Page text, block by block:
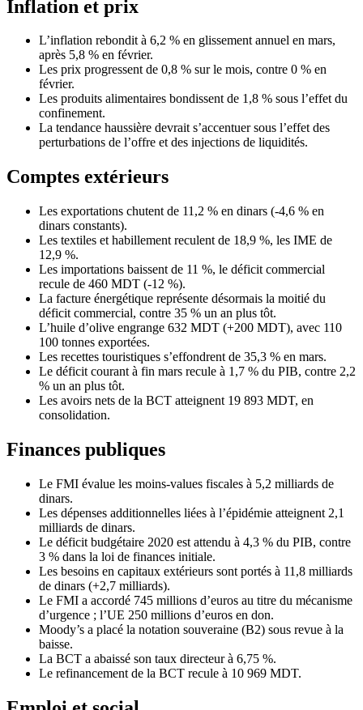
Inflation et prix
L’inflation rebondit à 6,2 % en glissement annuel en mars,
après 5,8 % en février.
Les prix progressent de 0,8 % sur le mois, contre 0 % en
février.
Les produits alimentaires bondissent de 1,8 % sous l’effet du
confinement.
La tendance haussière devrait s’accentuer sous l’effet des
perturbations de l’offre et des injections de liquidités.
Comptes extérieurs
Les exportations chutent de 11,2 % en dinars (-4,6 % en
dinars constants).
Les textiles et habillement reculent de 18,9 %, les IME de
12,9 %.
Les importations baissent de 11 %, le déficit commercial
recule de 460 MDT (-12 %).
La facture énergétique représente désormais la moitié du
déficit commercial, contre 35 % un an plus tôt.
L’huile d’olive engrange 632 MDT (+200 MDT), avec 110
100 tonnes exportées.
Les recettes touristiques s’effondrent de 35,3 % en mars.
Le déficit courant à fin mars recule à 1,7 % du PIB, contre 2,2
% un an plus tôt.
Les avoirs nets de la BCT atteignent 19 893 MDT, en
consolidation.
Finances publiques
Le FMI évalue les moins-values fiscales à 5,2 milliards de
dinars.
Les dépenses additionnelles liées à l’épidémie atteignent 2,1
milliards de dinars.
Le déficit budgétaire 2020 est attendu à 4,3 % du PIB, contre
3 % dans la loi de finances initiale.
Les besoins en capitaux extérieurs sont portés à 11,8 milliards
de dinars (+2,7 milliards).
Le FMI a accordé 745 millions d’euros au titre du mécanisme
d’urgence ; l’UE 250 millions d’euros en don.
Moody’s a placé la notation souveraine (B2) sous revue à la
baisse.
La BCT a abaissé son taux directeur à 6,75 %.
Le refinancement de la BCT recule à 10 969 MDT.